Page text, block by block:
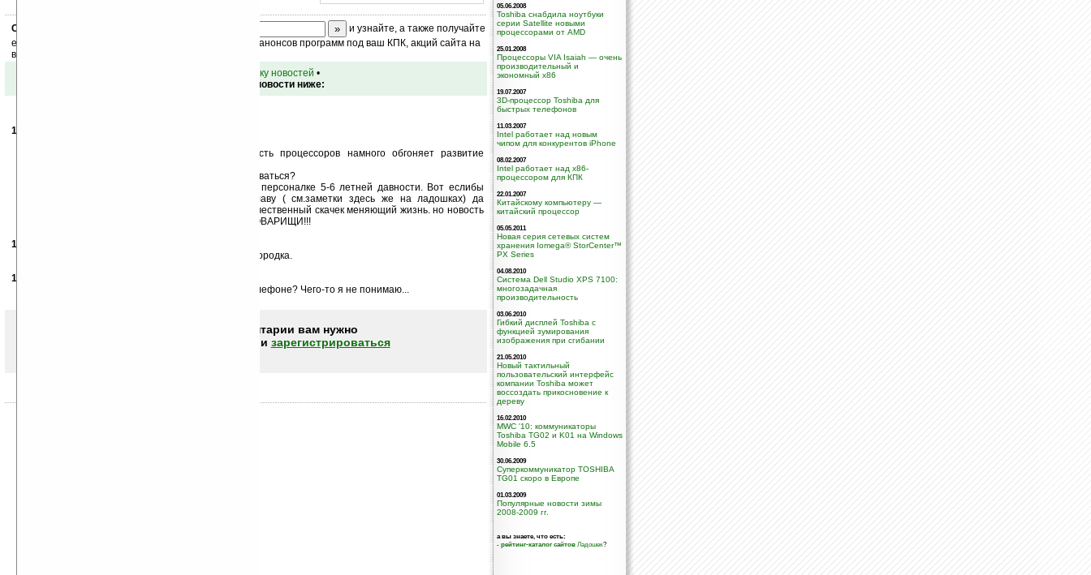
Скоро
и узнайте, а также получайте
ежедневный или еженедельный дайджест новостей, анонсов программ под ваш КПК, акций сайта на
ваш почтовый ящик.
вернуться к списку новостей •
Обсуждение этой новости ниже:
14.10.2006
только по моим наблюдением производительность процессоров намного обгоняет развитие
Ну засунут 3 гигагерца в телефон и как этим пользоваться?
мой коммуникатор по тех. данным соответствует персоналке 5-6 летней давности. Вот еслибы
реализовали проецирование дисплея и вирт клаву ( см.заметки здесь же на ладошках) да
разобрались с энергопотреблением это был бы качественный скачек меняющий жизнь. но новость
однозначно приятная ВЕРНОЙ ДОРОГОЙ ИДЕМ ТОВАРИЩИ!!!
14.10.2006
УРА,ГРАЖДАНЕ!Появиться первая мобильная сковородка.
16.10.2006
Нафига суперпроизводительность в мобильном телефоне? Чего-то я не понимаю...
Чтобы писать комментарии вам нужно
или зарегистрироваться
05.06.2008
Toshiba снабдила ноутбуки
серии Satellite новыми
процессорами от AMD
25.01.2008
Процессоры VIA Isaiah — очень
производительный и
экономный x86
19.07.2007
3D-процессор Toshiba для
быстрых телефонов
11.03.2007
Intel работает над новым
чипом для конкурентов iPhone
08.02.2007
Intel работает над x86-
процессором для КПК
22.01.2007
Китайскому компьютеру —
китайский процессор
05.05.2011
Новая серия сетевых систем
хранения Iomega® StorCenter™
PX Series
04.08.2010
Система Dell Studio XPS 7100:
многозадачная
производительность
03.06.2010
Гибкий дисплей Toshiba с
функцией зумирования
изображения при сгибании
21.05.2010
Новый тактильный
пользовательский интерфейс
компании Toshiba может
воссоздать прикосновение к
дереву
16.02.2010
MWC '10: коммуникаторы
Toshiba TG02 и K01 на Windows
Mobile 6.5
30.06.2009
Суперкоммуникатор TOSHIBA
TG01 скоро в Европе
01.03.2009
Популярные новости зимы
2008-2009 гг.
а вы знаете, что есть:
- рейтинг-каталог сайтов Ладошек?